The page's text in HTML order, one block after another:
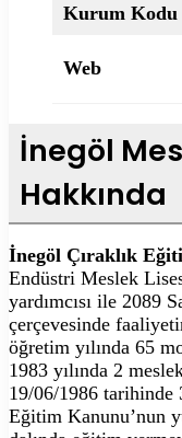
Kurum Kodu
Web
İnegöl
Hakkında
İnegöl Çıraklık
Endüstri Meslek
yardımcısı ile 2089
çerçevesinde
öğretim yılında 65
1983 yılında 2
19/06/1986 tarihinde
Eğitim Kanunu’nun